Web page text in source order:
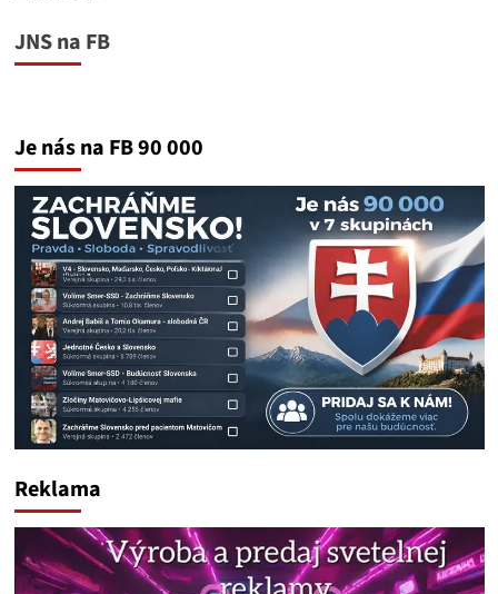
JNS na FB
Je nás na FB 90 000
Reklama